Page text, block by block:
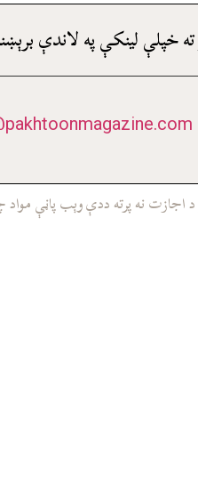
ته خپلې لينکې په لاندې
نه پرته ددې وېب پاڼې مواد